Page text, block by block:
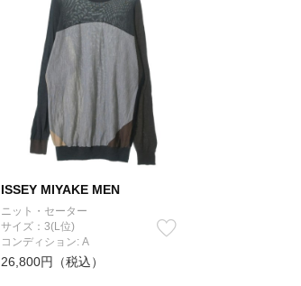
ISSEY MIYAKE MEN
ニット・セーター
サイズ：3(L位)
コンディション: A
26,800円（税込）